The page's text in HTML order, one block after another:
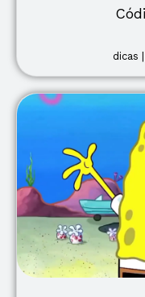
dicas |